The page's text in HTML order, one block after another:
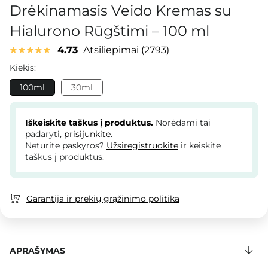
Drėkinamasis Veido Kremas su
Hialurono Rūgštimi – 100 ml
4.73 Atsiliepimai 2793
Kiekis:
100ml
30ml
Iškeiskite taškus į produktus. Norėdami tai
padaryti, prisijunkite.
Neturite paskyros? Užsiregistruokite ir keiskite
taškus į produktus.
Garantija ir prekių grąžinimo politika
APRAŠYMAS